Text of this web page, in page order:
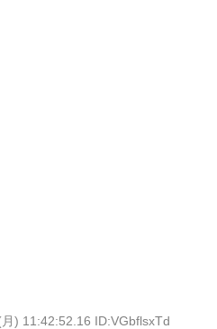
) 11:42:52.16 ID:VGbflsxTd